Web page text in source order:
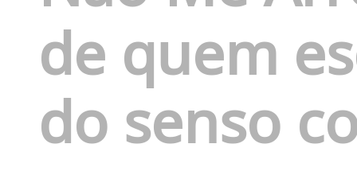
de quem
do senso